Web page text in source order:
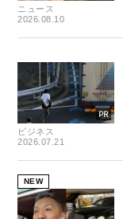
ニュース
2026.08.10
ビジネス
2026.07.21
NEW